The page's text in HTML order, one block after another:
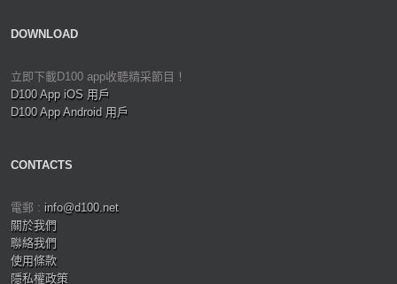
DOWNLOAD
立即下載D100 app收聽精采節目！
D100 App iOS 用戶
D100 App Android 用戶
CONTACTS
電郵 : info@d100.net
關於我們
聯絡我們
使用條款
隱私權政策